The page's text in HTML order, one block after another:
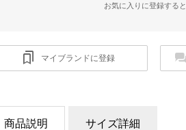
お気に入りに登録すると
マイブランドに登録
商品説明 サイズ詳細